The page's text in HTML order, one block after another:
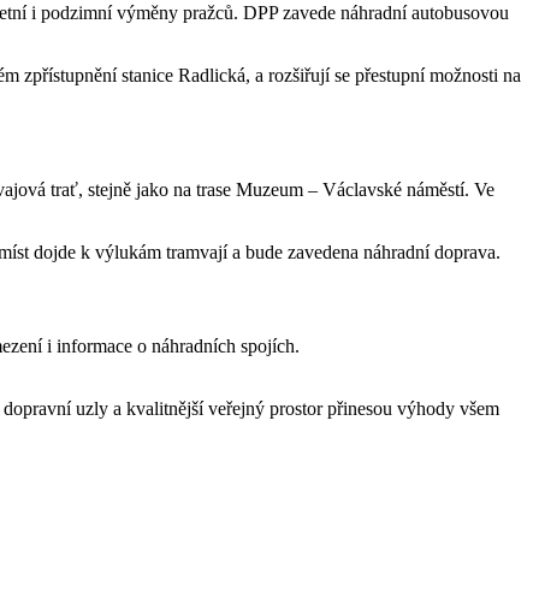
i podzimní výměny pražců. DPP zavede náhradní autobusovou
zpřístupnění stanice Radlická, a rozšiřují se přestupní možnosti na
trať, stejně jako na trase Muzeum – Václavské náměstí. Ve
dojde k výlukám tramvají a bude zavedena náhradní doprava.
i informace o náhradních spojích.
uzly a kvalitnější veřejný prostor přinesou výhody všem